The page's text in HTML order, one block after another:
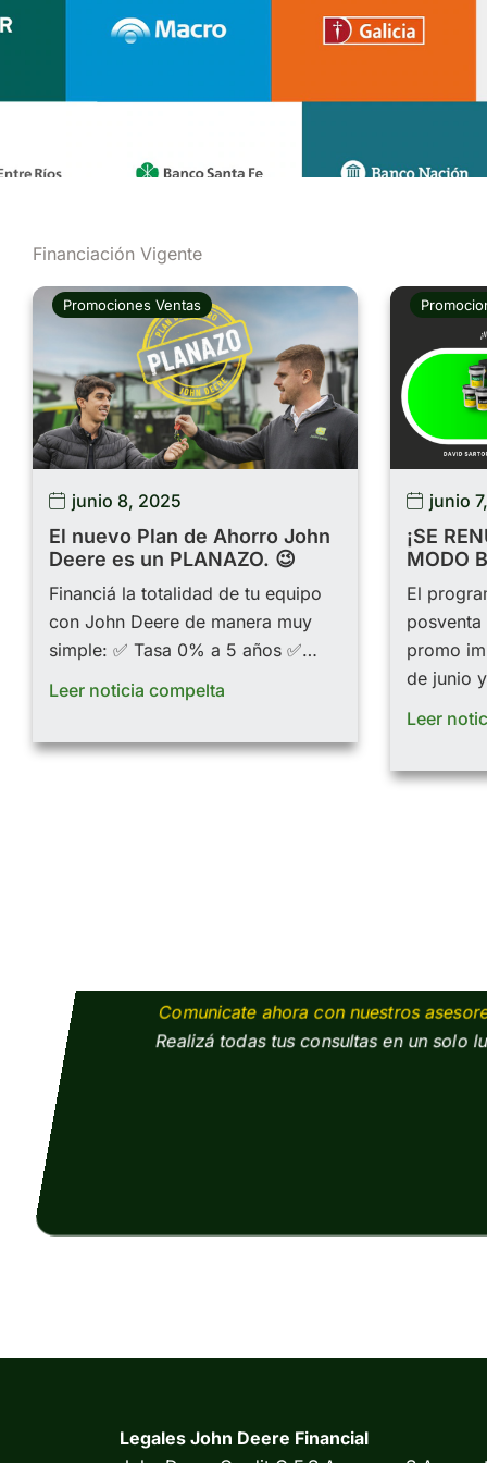
Financiación Vigente
Promociones Ventas
junio 8, 2025
El nuevo Plan de Ahorro John
Deere es un PLANAZO. 😉
Financiá la totalidad de tu equipo
con John Deere de manera muy
simple: ✅ Tasa 0% a 5 años ✅…
Leer noticia compelta
junio
¡SE
MODO
El
posventa
promo
de junio
Leer
Comunicate ahora con nuestros
Realizá todas tus consultas en un solo
Legales John Deere Financial